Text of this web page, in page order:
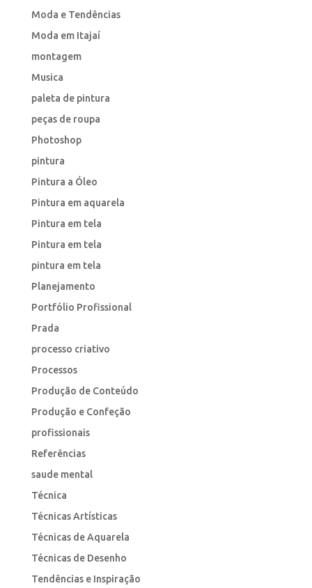
Moda e Tendências
Moda em Itajaí
montagem
Musica
paleta de pintura
peças de roupa
Photoshop
pintura
Pintura a Óleo
Pintura em aquarela
Pintura em tela
Pintura em tela
pintura em tela
Planejamento
Portfólio Profissional
Prada
processo criativo
Processos
Produção de Conteúdo
Produção e Confeção
profissionais
Referências
saude mental
Técnica
Técnicas Artísticas
Técnicas de Aquarela
Técnicas de Desenho
Tendências e Inspiração